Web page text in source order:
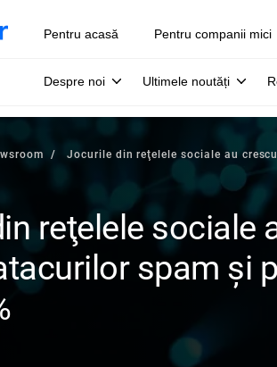
Pentru acasă Pentru companii mici
Despre noi Ultimele noutăți
Jocurile din reţelele sociale au
reţelele sociale
spam şi